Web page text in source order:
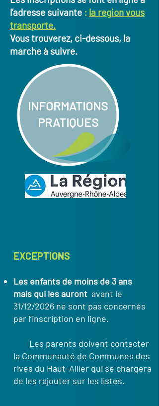
l’adresse suivante : la region vous
transporte.
Vous trouverez, ci-dessous, la
marche à suivre.
INFORMATIONS
PRATIQUES
EXCEPTIONS
Les enfants de moins de 3 ans
mais qui les auront avant le
31/12/2026 ne sont pas concernés
par l’inscription en ligne.
Les parents doivent contacter
la Communauté de Communes des
rives du Haut-Allier qui se chargera
de les rajouter sur les listes.